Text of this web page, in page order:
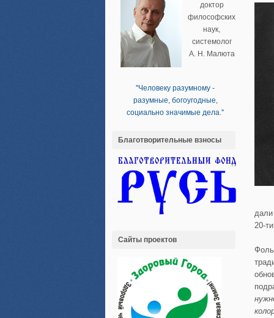
доктор
философских
наук,
системолог
А. Н. Малюта
''Человеку разумному -
разумные, богоугодные,
социально значимые дела.''
Благотворительные взносы
Сайты проектов
20-